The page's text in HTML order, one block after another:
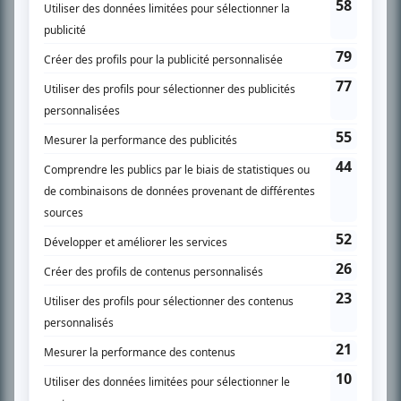
SUR LE RÉSEAU BIZZ MÉDIA
PLAN DU SITE
Accueil
Liste des oeuvres
Recherche avancée
À propos
Nous contacter
Termes et conditions
Politique de confidentialité
Gestion du consentement